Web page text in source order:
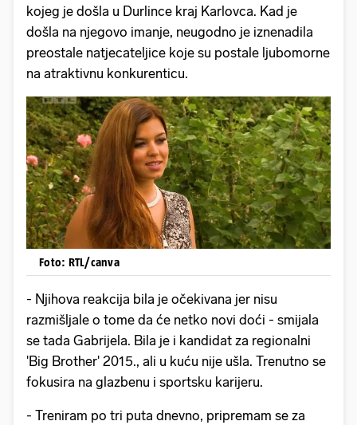
kojeg je došla u Durlince kraj Karlovca. Kad je
došla na njegovo imanje, neugodno je iznenadila
preostale natjecateljice koje su postale ljubomorne
na atraktivnu konkurenticu.
Foto: RTL/canva
- Njihova reakcija bila je očekivana jer nisu
razmišljale o tome da će netko novi doći - smijala
se tada Gabrijela. Bila je i kandidat za regionalni
'Big Brother' 2015., ali u kuću nije ušla. Trenutno se
fokusira na glazbenu i sportsku karijeru.
- Treniram po tri puta dnevno, pripremam se za